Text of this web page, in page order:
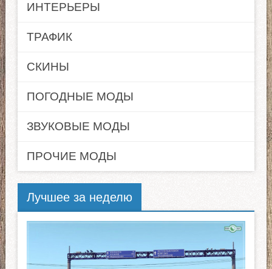
ИНТЕРЬЕРЫ
ТРАФИК
СКИНЫ
ПОГОДНЫЕ МОДЫ
ЗВУКОВЫЕ МОДЫ
ПРОЧИЕ МОДЫ
Лучшее за неделю